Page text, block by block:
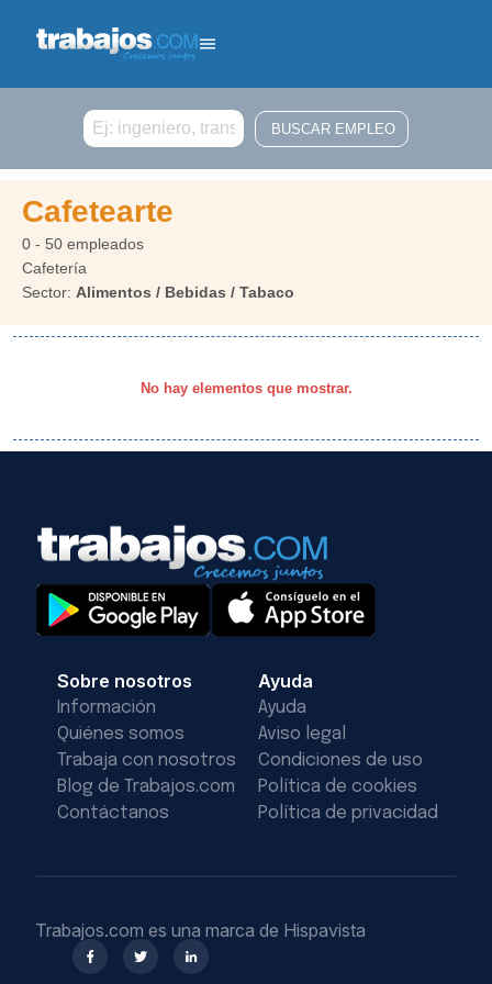
Buscar
Cafetearte
0 - 50 empleados
Cafetería
Sector: Alimentos / Bebidas / Tabaco
No hay elementos que mostrar.
Sobre nosotros
Información
Quiénes somos
Trabaja con nosotros
Blog de Trabajos.com
Contáctanos
Ayuda
Ayuda
Aviso legal
Condiciones de uso
Política de cookies
Política de privacidad
Trabajos.com es una marca de Hispavista